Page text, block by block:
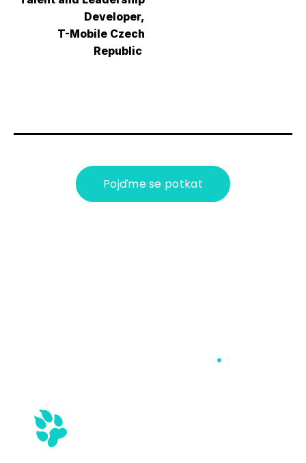
Developer,
T-Mobile Czech
Republic
Pojďme se potkat
.